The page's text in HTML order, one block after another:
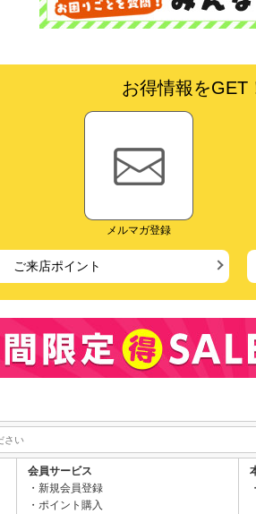
お得情報をGET
メルマガ登録
ご来店ポイント
会員サービス
新規会員登録
ポイント購入